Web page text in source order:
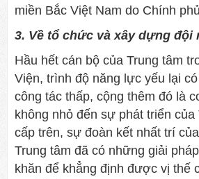
miền Bắc Việt Nam do Chính
3. Về tổ chức và xây dựng đội
Hầu hết cán bộ của Trung tâm
Viện, trình độ năng lực yếu lại
công tác thấp, cộng thêm đó là
không nhỏ đến sự phát triển
cấp trên, sự đoàn kết nhất trí
Trung tâm đã có những giải
khăn để khẳng định được vị thế